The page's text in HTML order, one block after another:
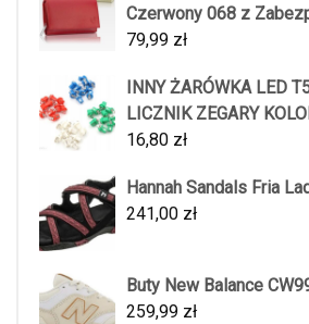
Czerwony 068 z
79,99 zł
INNY ŻARÓWKA LED
LICZNIK ZEGARY
16,80 zł
Hannah Sandals Fria
241,00 zł
Buty New Balance
259,99 zł